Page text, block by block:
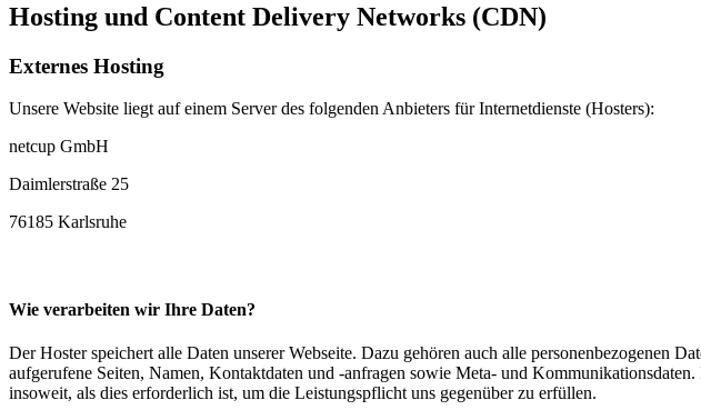
Hosting und Content Delivery Networks (CDN)
Externes Hosting
Unsere Website liegt auf einem Server des folgenden Anbieters für Internetdienste (Hosters):
netcup GmbH
Daimlerstraße 25
76185 Karlsruhe
Wie verarbeiten wir Ihre Daten?
Der Hoster speichert alle Daten unserer Webseite. Dazu gehören auch alle personenbezogenen
aufgerufene Seiten, Namen, Kontaktdaten und -anfragen sowie Meta- und
insoweit, als dies erforderlich ist, um die Leistungspflicht uns gegenüber zu erfüllen.